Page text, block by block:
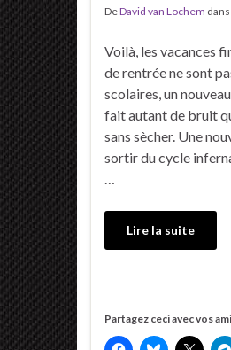
DeDavid van Lochem
Voilà, les vacances
de rentrée ne sont
scolaires, un
fait autant de bruit
sans sècher. Une
sortir du cycle
…
Lire la suite
Partagez ceci avec vos